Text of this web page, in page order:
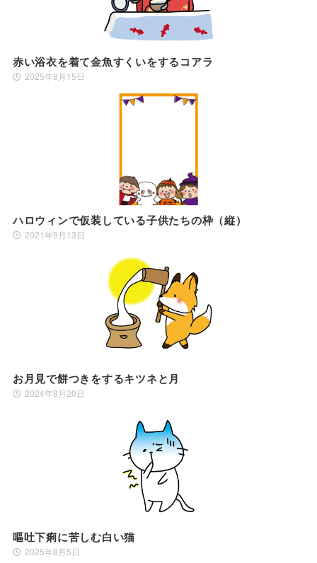
赤い浴衣を着て金魚すくいをするコアラ
2025年8月15日
ハロウィンで仮装している子供たちの枠（縦）
2021年9月13日
お月見で餅つきをするキツネと月
2024年8月20日
嘔吐下痢に苦しむ白い猫
2025年8月5日